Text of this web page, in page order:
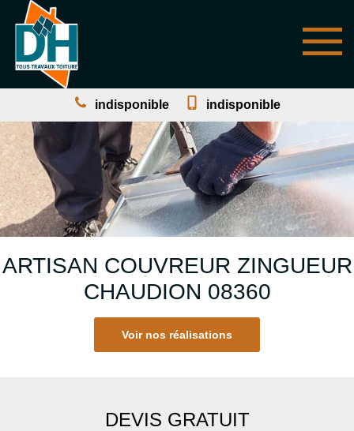
indisponible indisponible
ARTISAN COUVREUR ZINGUEUR
CHAUDION 08360
Voir nos réalisations
DEVIS GRATUIT